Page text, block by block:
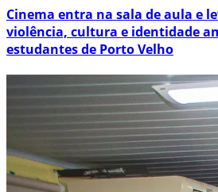
Cinema entra na sala de aula e
violência, cultura e identidade
estudantes de Porto Velho